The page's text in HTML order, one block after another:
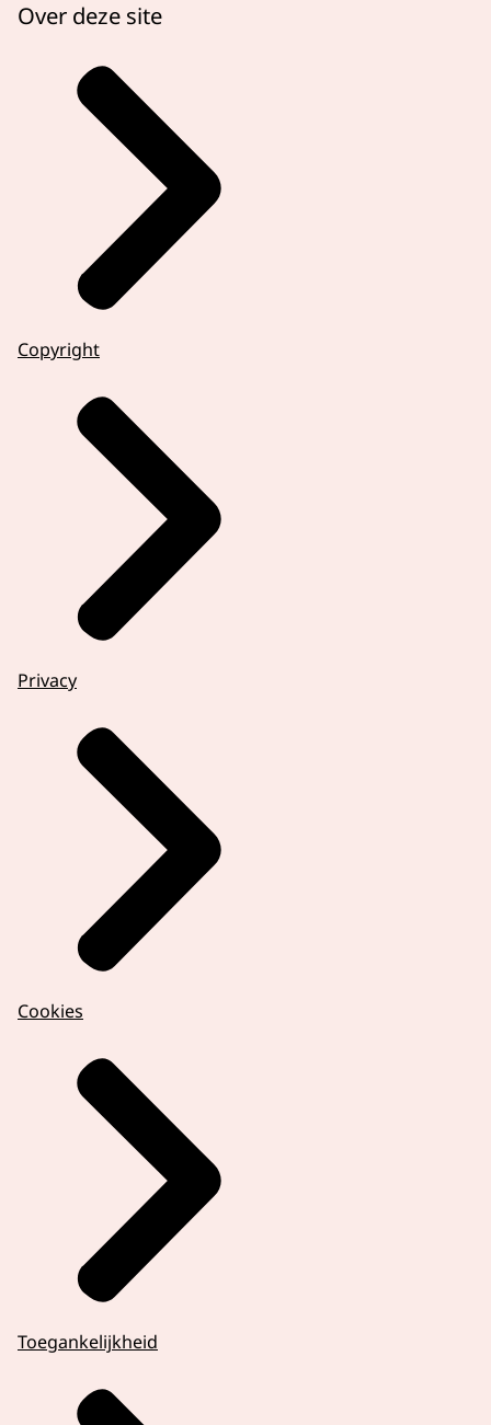
Over deze site
Copyright
Privacy
Cookies
Toegankelijkheid